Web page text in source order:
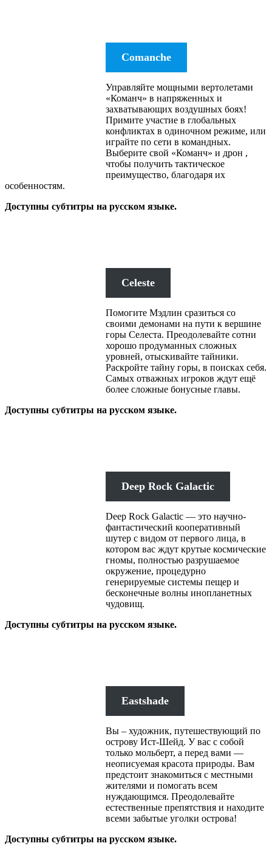
Comanche
Управляйте мощными вертолетами
«Команч» в напряженных и
захватывающих воздушных боях!
Примите участие в глобальных
конфликтах в одиночном режиме, или
играйте по сети в командных.
Выберите свой «Команч» и дрон ,
чтобы получить тактическое
преимущество, благодаря их
особенностям.
Доступны субтитры на русском языке.
Celeste
Помогите Мэдлин сразиться со
своими демонами на пути к вершине
горы Селеста. Преодолевайте сотни
хорошо продуманных сложных
уровней, отыскивайте тайники.
Раскройте тайну горы, в поисках себя.
Самых отважных игроков ждут ещё
более сложные бонусные главы.
Доступны субтитры на русском языке.
Deep Rock Galactic
Deep Rock Galactic — это научно-
фантастический кооперативный
шутер с видом от первого лица, в
котором вас ждут крутые космические
гномы, полностью разрушаемое
окружение, процедурно
генерируемые системы пещер и
бесконечные волны инопланетных
чудовищ.
Доступны субтитры на русском языке.
Eastshade
Вы – художник, путешествующий по
острову Ист-Шейд. У вас с собой
только мольберт, а перед вами —
неописуемая красота природы. Вам
предстоит знакомиться с местными
жителями и помогать всем
нуждающимся. Преодолевайте
естественные препятствия и находите
всеми забытые уголки острова!
Доступны субтитры на русском языке.